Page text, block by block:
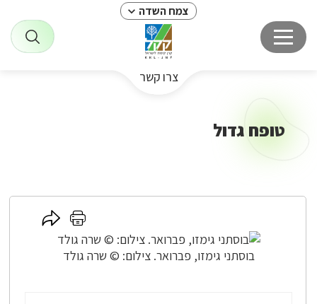
צמח השדה
צרו קשר
טופח גדול
בוסתני גימזו, פברואר. צילום: © שרה גולד
לחץ
כאן
לחץ
כאן
לשיתוף